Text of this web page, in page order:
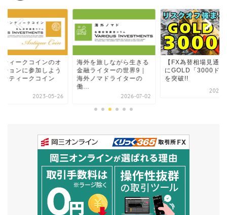
ティークコインのオ
ションに参加しよう
ンティークコイン
2023-05-26
海外を旅しながら生きる
金融ライターの世界9｜
海外ノマドライターの
働...
2026-07-02
【FX為替相場見通
にGOLD「3000ド
を突破!!
2025-